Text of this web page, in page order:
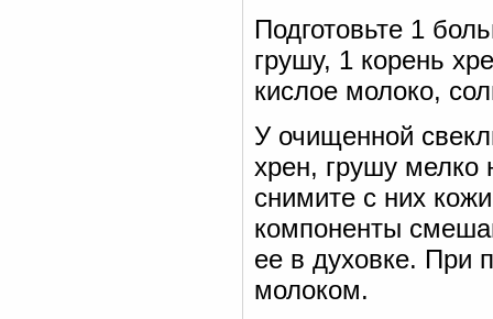
Подготовьте 1
грушу, 1 корень
кислое молоко,
У очищенной
хрен, грушу мелко
снимите с них
компоненты
ее в духовке. При
молоком.